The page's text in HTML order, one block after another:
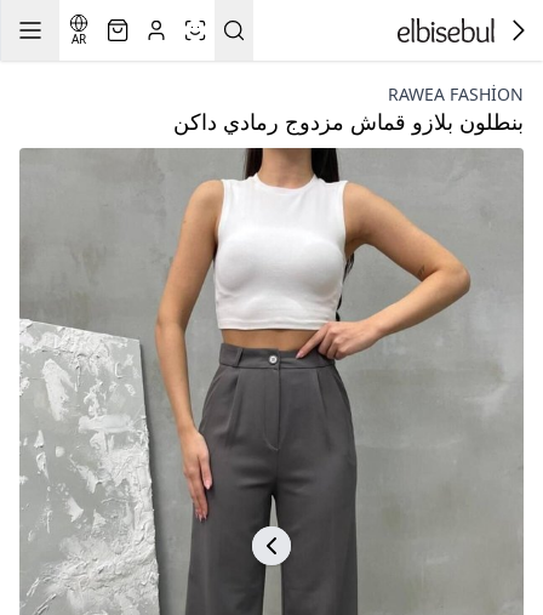
AR
RAWEA FASHİON
بنطلون بلازو قماش مزدوج رمادي داكن